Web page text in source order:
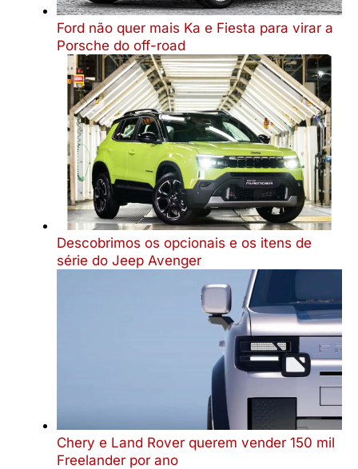
Ford não quer mais Ka e Fiesta para virar a
Porsche do off-road
Descobrimos os opcionais e os itens de
série do Jeep Avenger
Chery e Land Rover querem vender 150 mil
Freelander por ano